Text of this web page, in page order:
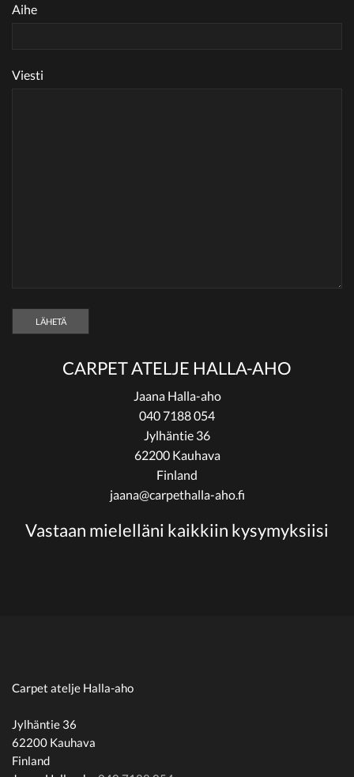
Aihe
Viesti
CARPET ATELJE HALLA-AHO
Jaana Halla-aho
040 7188 054
Jylhäntie 36
62200 Kauhava
Finland
jaana@carpethalla-aho.fi
Vastaan mielelläni kaikkiin kysymyksiisi
Carpet atelje Halla-aho
Jylhäntie 36
62200 Kauhava
Finland